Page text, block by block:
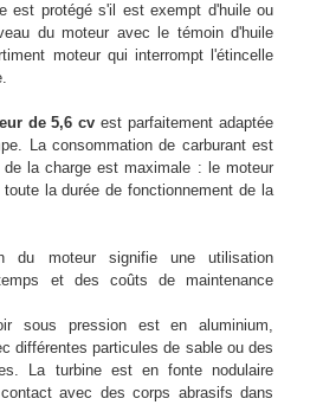
est protégé s'il est exempt d'huile ou
du moteur avec le témoin d'huile
moteur qui interrompt l'étincelle
de 5,6 cv est parfaitement adaptée
La consommation de carburant est
la charge est maximale : le moteur
la durée de fonctionnement de la
du moteur signifie une utilisation
et des coûts de maintenance
sous pression est en aluminium,
différentes particules de sable ou des
La turbine est en fonte nodulaire
avec des corps abrasifs dans